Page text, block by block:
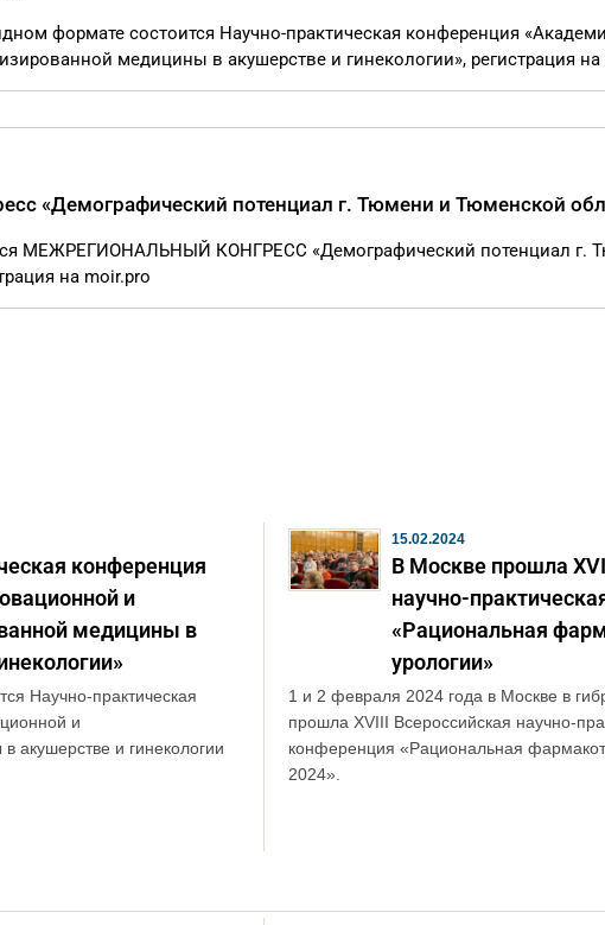
формате состоится Научно-практическая конференция
медицины в акушерстве и гинекологии», регистрация на
«Демографический потенциал г. Тюмени и Тюменской
МЕЖРЕГИОНАЛЬНЫЙ КОНГРЕСС «Демографический потенциал г.
на moir.pro
конференция
и
медицины в
Научно-практическая
и
акушерстве и гинекологии
15.02.2024
В Москве прошла
научно-
«Рациональная
урологии»
1 и 2 февраля 2024 года в Москве в
прошла XVIII Всероссийская научно-
конференция «Рациональная
2024».